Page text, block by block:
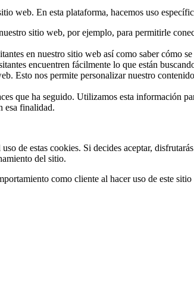
web. En esta plataforma, hacemos uso
sitio web, por ejemplo, para permitirle
en nuestro sitio web así como saber cómo
encuentren fácilmente lo que están
Esto nos permite personalizar nuestro
que ha seguido. Utilizamos esta información
esa finalidad.
de estas cookies. Si decides aceptar,
del sitio.
como cliente al hacer uso de este